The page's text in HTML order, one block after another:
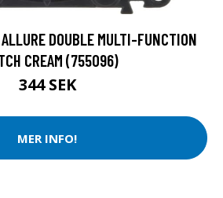
DOUBLE MULTI-FUNCTION
CREAM (755096)
344 SEK
MER INFO!